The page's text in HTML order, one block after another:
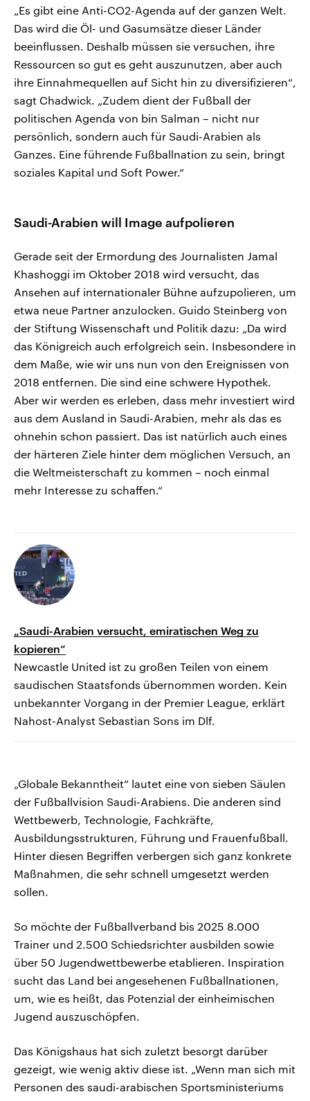
„Es gibt eine Anti-CO2-Agenda auf der ganzen Welt.
Das wird die Öl- und Gasumsätze dieser Länder
beeinflussen. Deshalb müssen sie versuchen, ihre
Ressourcen so gut es geht auszunutzen, aber auch
ihre Einnahmequellen auf Sicht hin zu diversifizieren“,
sagt Chadwick. „Zudem dient der Fußball der
politischen Agenda von bin Salman – nicht nur
persönlich, sondern auch für Saudi-Arabien als
Ganzes. Eine führende Fußballnation zu sein, bringt
soziales Kapital und Soft Power.“
Saudi-Arabien will Image aufpolieren
Gerade seit der Ermordung des Journalisten Jamal
Khashoggi im Oktober 2018 wird versucht, das
Ansehen auf internationaler Bühne aufzupolieren, um
etwa neue Partner anzulocken. Guido Steinberg von
der Stiftung Wissenschaft und Politik dazu: „Da wird
das Königreich auch erfolgreich sein. Insbesondere in
dem Maße, wie wir uns nun von den Ereignissen von
2018 entfernen. Die sind eine schwere Hypothek.
Aber wir werden es erleben, dass mehr investiert wird
aus dem Ausland in Saudi-Arabien, mehr als das es
ohnehin schon passiert. Das ist natürlich auch eines
der härteren Ziele hinter dem möglichen Versuch, an
die Weltmeisterschaft zu kommen – noch einmal
mehr Interesse zu schaffen.“
„Saudi-Arabien versucht, emiratischen Weg zu
kopieren“
Newcastle United ist zu großen Teilen von einem
saudischen Staatsfonds übernommen worden. Kein
unbekannter Vorgang in der Premier League, erklärt
Nahost-Analyst Sebastian Sons im Dlf.
„Globale Bekanntheit“ lautet eine von sieben Säulen
der Fußballvision Saudi-Arabiens. Die anderen sind
Wettbewerb, Technologie, Fachkräfte,
Ausbildungsstrukturen, Führung und Frauenfußball.
Hinter diesen Begriffen verbergen sich ganz konkrete
Maßnahmen, die sehr schnell umgesetzt werden
sollen.
So möchte der Fußballverband bis 2025 8.000
Trainer und 2.500 Schiedsrichter ausbilden sowie
über 50 Jugendwettbewerbe etablieren. Inspiration
sucht das Land bei angesehenen Fußballnationen,
um, wie es heißt, das Potenzial der einheimischen
Jugend auszuschöpfen.
Das Königshaus hat sich zuletzt besorgt darüber
gezeigt, wie wenig aktiv diese ist. „Wenn man sich mit
Personen des saudi-arabischen Sportsministeriums